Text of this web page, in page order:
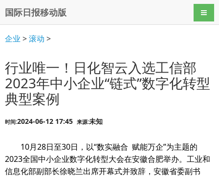
国际日报移动版 导航
企业 >滚动 >
行业唯一！日化智云入选工信部
2023年中小企业“链式”数字化转型
典型案例
时间:2024-06-12 17:45 来源:未知
10月28日至30日，以“数实融合 赋能万企”为主题的
2023全国中小企业数字化转型大会在安徽合肥举办。工业和
信息化部副部长徐晓兰出席开幕式并致辞，安徽省委副书